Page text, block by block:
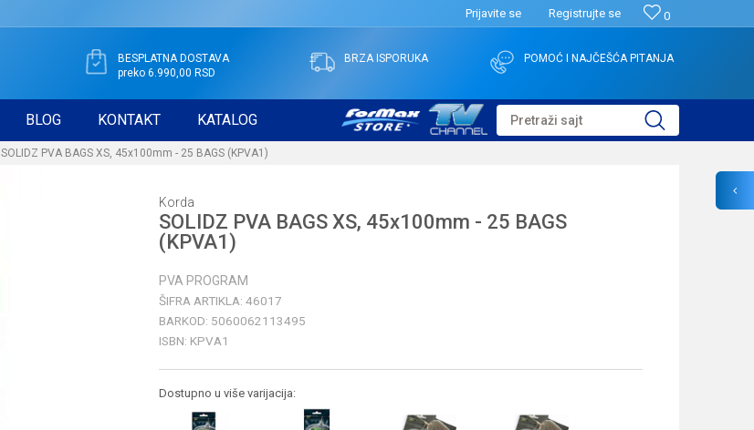
0
Prijavite se Registrujte se
BESPLATNA DOSTAVA
preko 6.990,00 RSD
BRZA ISPORUKA POMOĆ I NAJČEŠĆA PITANJA
BLOG KONTAKT KATALOG Pretraži sajt
SOLIDZ PVA BAGS XS, 45x100mm - 25 BAGS (KPVA1)
Korda
SOLIDZ PVA BAGS XS, 45x100mm - 25 BAGS
(KPVA1)
PVA PROGRAM
ŠIFRA ARTIKLA: 46017
BARKOD: 5060062113495
ISBN: KPVA1
Dostupno u više varijacija: